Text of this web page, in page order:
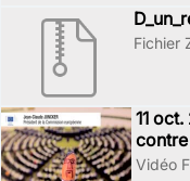
Fichier
11
contre
Vidéo